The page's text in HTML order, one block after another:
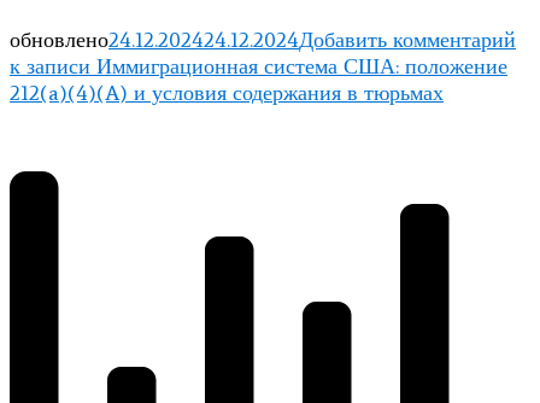
обновлено24.12.202424.12.2024Добавить комментарий
к записи Иммиграционная система США: положение
212(a)(4)(A) и условия содержания в тюрьмах